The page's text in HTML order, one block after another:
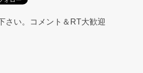
さい。コメント＆RT大歓迎